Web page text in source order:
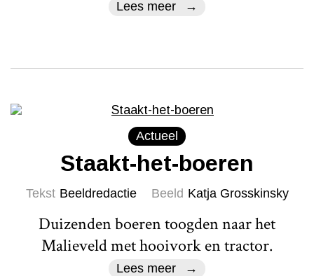
Lees meer
Actueel
Staakt-het-boeren
Tekst Beeldredactie Beeld Katja Grosskinsky
Duizenden boeren toogden naar het
Malieveld met hooivork en tractor.
Lees meer